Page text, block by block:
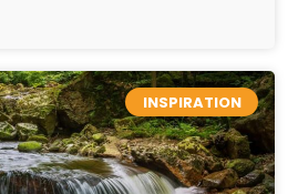
INSPIRATION